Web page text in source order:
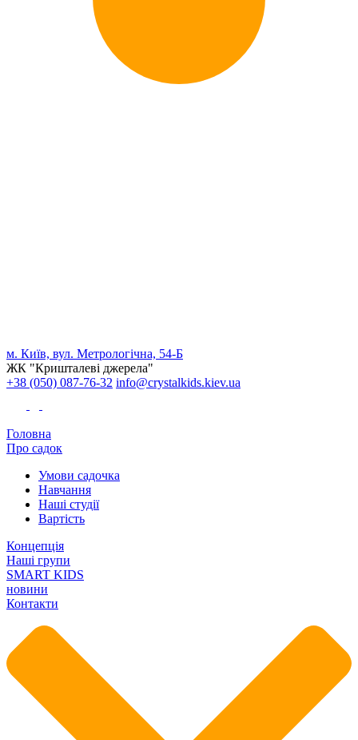
м. Київ, вул. Метрологічна, 54-Б
ЖК "Кришталеві джерела"
+38 (050) 087-76-32 info@crystalkids.kiev.ua
Головна
Про садок
Умови садочка
Навчання
Наші студії
Вартість
Концепція
Наші групи
SMART KIDS
новини
Контакти